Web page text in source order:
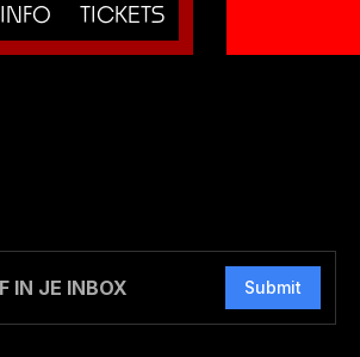
INFO TICKETS
Submit